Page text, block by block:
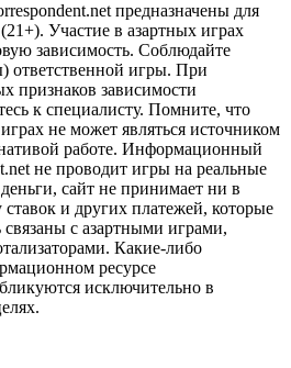
предназначены для
Участие в азартных играх
зависимость. Соблюдайте
ответственной игры. При
признаков зависимости
к специалисту. Помните, что
не может являться источником
работе. Информационный
не проводит игры на реальные
сайт не принимает ни в
и других платежей, которые
с азартными играми,
Какие-либо
ресурсе
исключительно в